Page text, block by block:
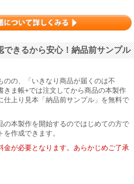
できるから安心！納品前サンプル
のの、「いきなり商品が届くのは不
ま帳+では注文してから商品の本製作
仕上り見本「納品前サンプル」を無料で
の本製作を開始するのではじめての方で
作成できます。
が必要となります。あらかじめご了承